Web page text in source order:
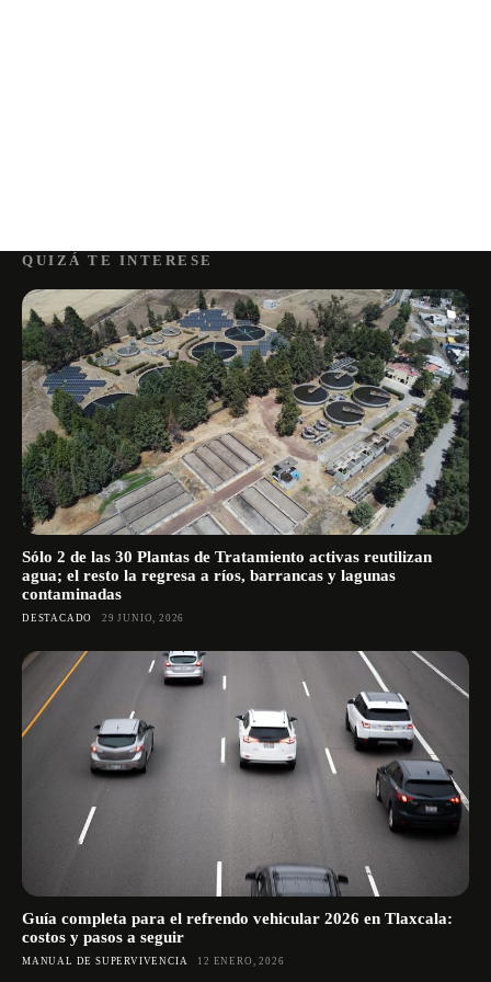
QUIZÁ TE INTERESE
Sólo 2 de las 30 Plantas de Tratamiento activas reutilizan
agua; el resto la regresa a ríos, barrancas y lagunas
contaminadas
DESTACADO 29 JUNIO, 2026
Guía completa para el refrendo vehicular 2026 en Tlaxcala:
costos y pasos a seguir
MANUAL DE SUPERVIVENCIA 12 ENERO, 2026